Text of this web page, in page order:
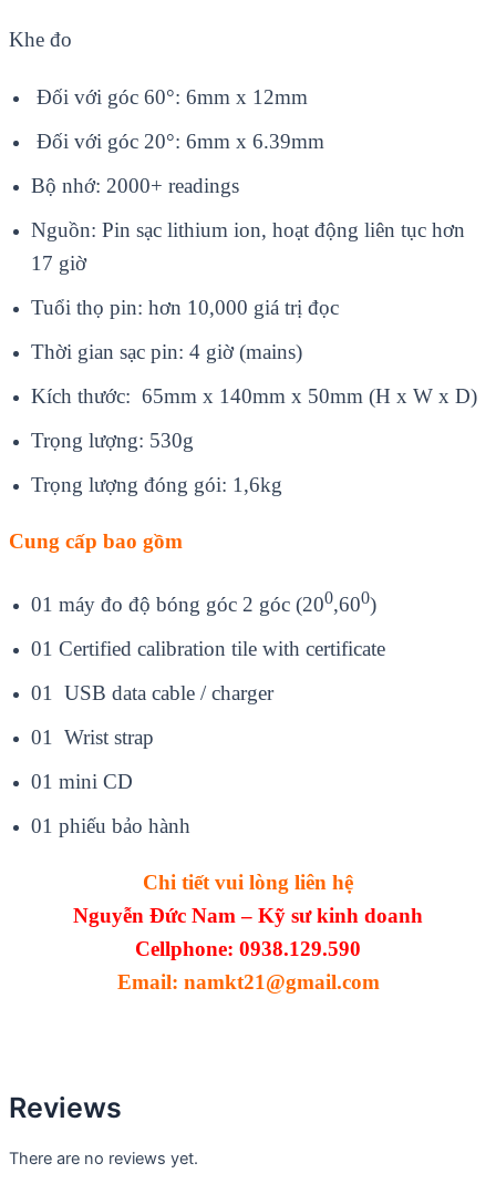
Khe đo
Đối với góc 60°: 6mm x 12mm
Đối với góc 20°: 6mm x 6.39mm
Bộ nhớ: 2000+ readings
Nguồn: Pin sạc lithium ion, hoạt động liên tục hơn
17 giờ
Tuổi thọ pin: hơn 10,000 giá trị đọc
Thời gian sạc pin: 4 giờ (mains)
Kích thước: 65mm x 140mm x 50mm (H x W x D)
Trọng lượng: 530g
Trọng lượng đóng gói: 1,6kg
Cung cấp bao gồm
01 máy đo độ bóng góc 2 góc (200,600)
01 Certified calibration tile with certificate
01 USB data cable / charger
01 Wrist strap
01 mini CD
01 phiếu bảo hành
Chi tiết vui lòng liên hệ
Nguyễn Đức Nam – Kỹ sư kinh doanh
Cellphone: 0938.129.590
Email: namkt21@gmail.com
Reviews
There are no reviews yet.